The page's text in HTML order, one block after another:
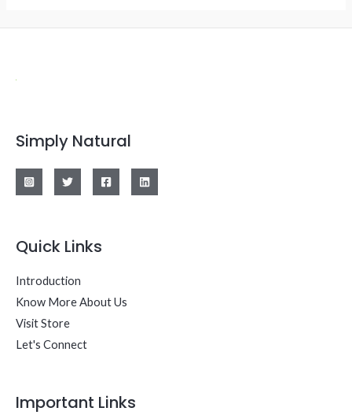
Simply Natural
Quick Links
Introduction
Know More About Us
Visit Store
Let's Connect
Important Links